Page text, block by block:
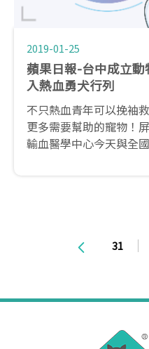
2019-01-25
蘋果日報-台中成立
入熱血勇犬行列
不只熱血青年可以挽袖
更多需要幫助的寵物！
輸血醫學中心今天與全
31